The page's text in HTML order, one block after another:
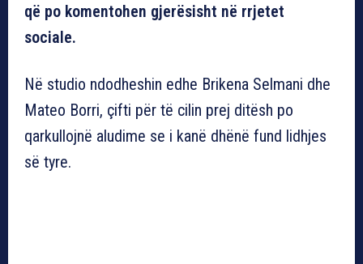
që po komentohen gjerësisht në rrjetet
sociale.
Në studio ndodheshin edhe Brikena Selmani dhe
Mateo Borri, çifti për të cilin prej ditësh po
qarkullojnë aludime se i kanë dhënë fund lidhjes
së tyre.